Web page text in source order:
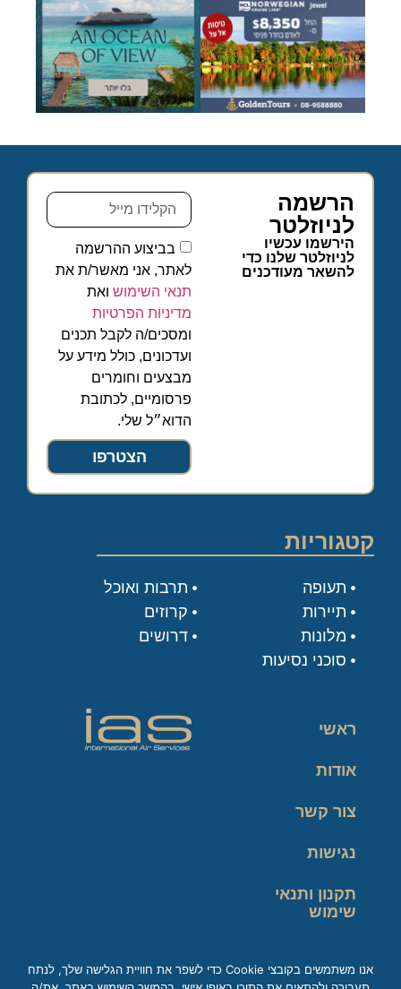
הרשמה
לניוזלטר
הירשמו עכשיו
לניוזלטר שלנו כדי
להשאר מעודכנים
בביצוע ההרשמה
לאתר, אני מאשר/ת את
תנאי השימוש ואת
מדיניות הפרטיות
ומסכים/ה לקבל תכנים
ועדכונים, כולל מידע על
מבצעים וחומרים
פרסומיים, לכתובת
הדוא״ל שלי.
הצטרפו
קטגוריות
תעופה
תיירות
מלונות
סוכני נסיעות
תרבות ואוכל
קרוזים
דרושים
ראשי
אודות
צור קשר
נגישות
תקנון ותנאי
שימוש
אנו משתמשים בקובצי Cookie כדי לשפר את חוויית הגלישה שלך, לנתח